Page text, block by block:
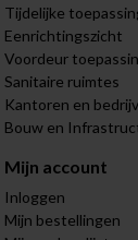
Tijdelijke
Eenrichtingszicht
Voordeur
Sanitaire ruimtes
Kantoren en
Bouw en
Mijn account
Inloggen
Mijn bestellingen